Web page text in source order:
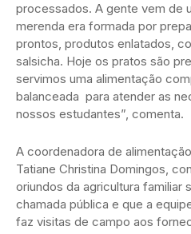
processados. A gente vem de
merenda era formada por
prontos, produtos enlatados,
salsicha. Hoje os pratos são
servimos uma alimentação
balanceada para atender as
nossos estudantes”, comenta.
A coordenadora de
Tatiane Christina Domingos,
oriundos da agricultura familiar
chamada pública e que a
faz visitas de campo aos